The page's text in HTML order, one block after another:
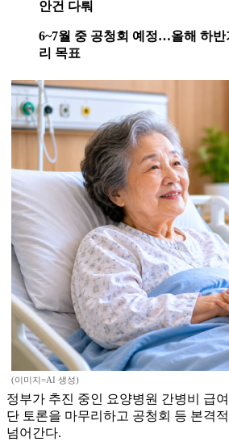
안건 다뤄
6~7월 중 공청회 예정…올해 하
리 목표
(이미지=AI 생성)
정부가 추진 중인 요양병원 간병비 급
단 토론을 마무리하고 공청회 등 본격
넘어간다.